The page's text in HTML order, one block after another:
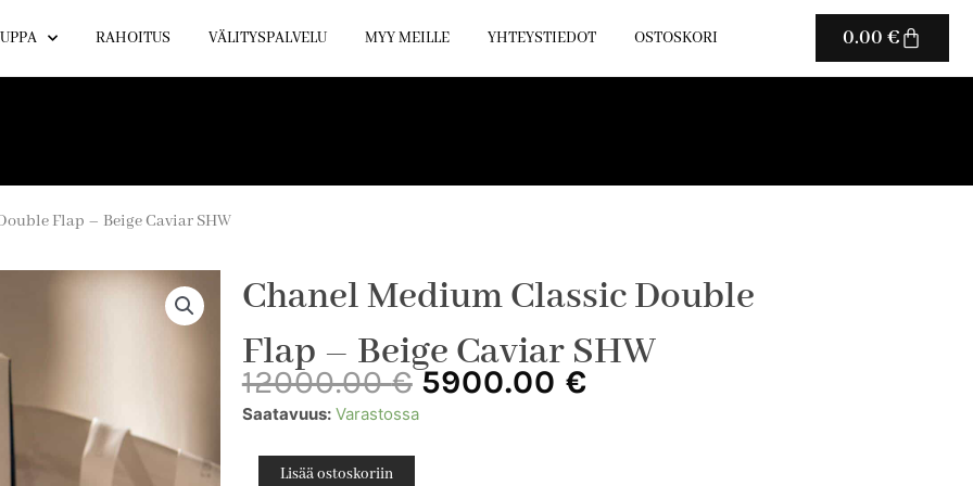
RAHOITUS VÄLITYSPALVELU MYY MEILLE YHTEYSTIEDOT OSTOSKORI 0.00 €Cart
Flap – Beige Caviar SHW
Chanel Medium Classic Double
Flap – Beige Caviar SHW
12000.00€Alkuperäinen
hinta
5900.00 €
Saatavuus: Varastossa
Chanel
ClassicLisää ostoskoriin